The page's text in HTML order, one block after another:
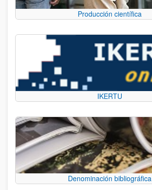
Producción científica
IKERTU
Denominación bibliográfica